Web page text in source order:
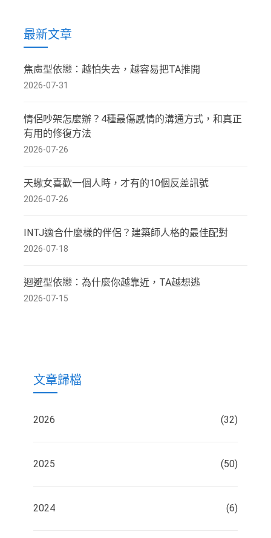
最新文章
焦慮型依戀：越怕失去，越容易把TA推開
2026-07-31
情侶吵架怎麼辦？4種最傷感情的溝通方式，和真正
有用的修復方法
2026-07-26
天蠍女喜歡一個人時，才有的10個反差訊號
2026-07-26
INTJ適合什麼樣的伴侶？建築師人格的最佳配對
2026-07-18
迴避型依戀：為什麼你越靠近，TA越想逃
2026-07-15
文章歸檔
2026 (32)
2025 (50)
2024 (6)